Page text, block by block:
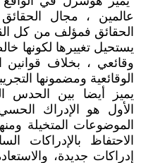
عالمين ، مجال
الحقائق فمؤلف من كل
يستحيل تغييرها لكونها
وقائعي ، بخلاف قوانين
الوقائعية ومضمونها
يميز أيضا بين
الأول هو الإدراك
الموضوعات المتخيلة
الاحتفاظ بالإدراكات
إدراكات جديدة،